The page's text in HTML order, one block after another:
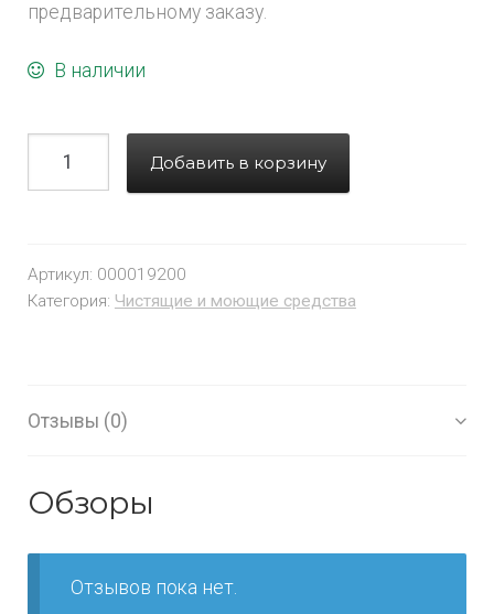
предварительному заказу.
В наличии
Добавить в корзину
Артикул: 000019200
Категория: Чистящие и моющие средства
Отзывы (0)
Обзоры
Отзывов пока нет.